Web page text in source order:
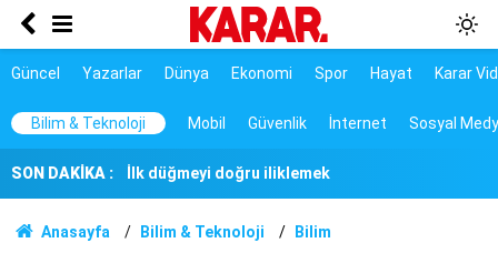
Güncel Yazarlar Dünya Ekonomi Spor Hayat Karar
Bilim & Teknoloji Mobil Güvenlik İnternet Sosyal
SON DAKİKA :
149 şüpheli hakkında dava
81 valilikte görevlendirilecekler
İlk düğmeyi doğru iliklemek
Üç lider Mekke’de imzayı attı
devam ediyor
Anasayfa Bilim & Teknoloji Bilim